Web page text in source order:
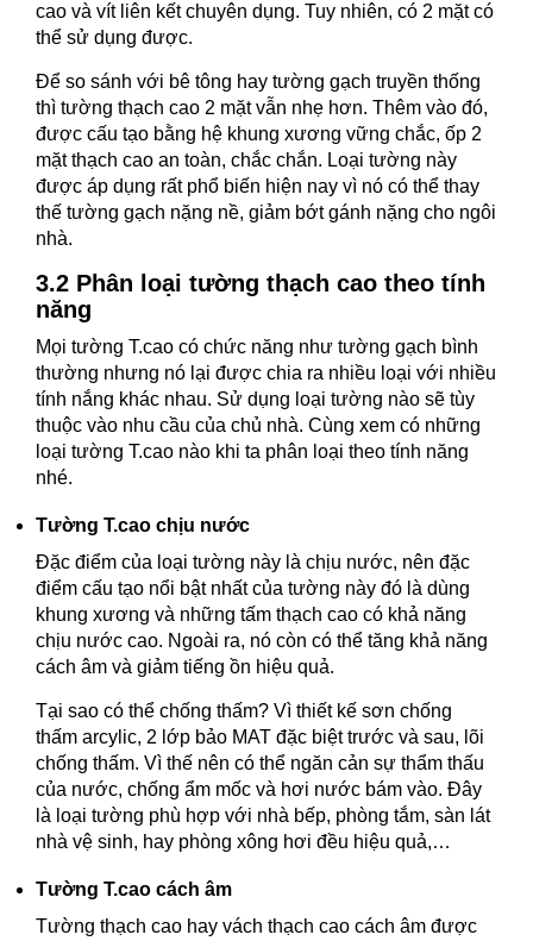
cao và vít liên kết chuyên dụng. Tuy nhiên, có 2 mặt có
thể sử dụng được.
Để so sánh với bê tông hay tường gạch truyền thống
thì tường thạch cao 2 mặt vẫn nhẹ hơn. Thêm vào đó,
được cấu tạo bằng hệ khung xương vững chắc, ốp 2
mặt thạch cao an toàn, chắc chắn. Loại tường này
được áp dụng rất phổ biến hiện nay vì nó có thể thay
thế tường gạch nặng nề, giảm bớt gánh nặng cho ngôi
nhà.
3.2 Phân loại tường thạch cao theo tính
năng
Mọi tường T.cao có chức năng như tường gạch bình
thường nhưng nó lại được chia ra nhiều loại với nhiều
tính nắng khác nhau. Sử dụng loại tường nào sẽ tùy
thuộc vào nhu cầu của chủ nhà. Cùng xem có những
loại tường T.cao nào khi ta phân loại theo tính năng
nhé.
Tường T.cao chịu nước
Đặc điểm của loại tường này là chịu nước, nên đặc
điểm cấu tạo nổi bật nhất của tường này đó là dùng
khung xương và những tấm thạch cao có khả năng
chịu nước cao. Ngoài ra, nó còn có thể tăng khả năng
cách âm và giảm tiếng ồn hiệu quả.
Tại sao có thể chống thấm? Vì thiết kế sơn chống
thấm arcylic, 2 lớp bảo MAT đặc biệt trước và sau, lõi
chống thấm. Vì thế nên có thể ngăn cản sự thẩm thấu
của nước, chống ẩm mốc và hơi nước bám vào. Đây
là loại tường phù hợp với nhà bếp, phòng tắm, sàn lát
nhà vệ sinh, hay phòng xông hơi đều hiệu quả,…
Tường T.cao cách âm
Tường thạch cao hay vách thạch cao cách âm được